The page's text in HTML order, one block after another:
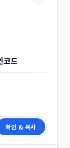
코드
확인 & 복사